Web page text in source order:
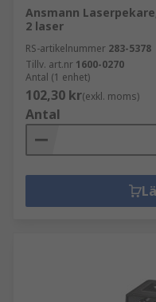
Ansmann
2 laser
RS-artikelnummer 283-5378
Tillv. art.nr 1600-0270
Antal (1 enhet)
102,30 kr(exkl. moms)
Antal